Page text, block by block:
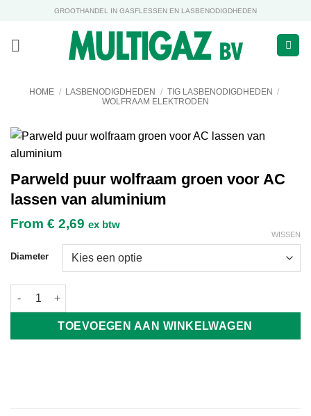
inhoud
GROOTHANDEL IN GASFLESSEN EN LASBENODIGDHEDEN
HOME / LASBENODIGDHEDEN / TIG LASBENODIGDHEDEN /
WOLFRAAM ELEKTRODEN
Parweld puur wolfraam groen voor AC
lassen van aluminium
From € 2,69 ex btw
Diameter
WISSEN
Parweld puur wolfraam groen voor AC lassen van aluminium
TOEVOEGEN AAN WINKELWAGEN